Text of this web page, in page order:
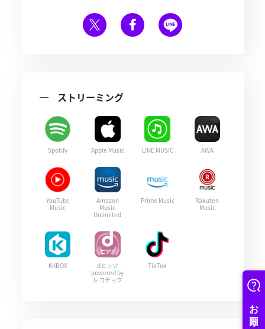
ストリーミング
Spotify Apple Music LINE MUSIC AWA
YouTube
Music
Amazon
Music
Unlimited
Prime Music
Rakuten
Music
KKBOX
dヒッツ
powered by
レコチョク
TikTok